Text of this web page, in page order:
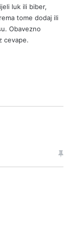
luk ili biber,
tome dodaj ili
Obavezno
cevape.